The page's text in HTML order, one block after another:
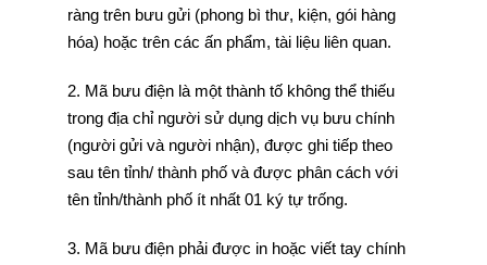
ràng trên bưu gửi (phong bì thư, kiện, gói hàng
hóa) hoặc trên các ấn phẩm, tài liệu liên quan.
2. Mã bưu điện là một thành tố không thể thiếu
trong địa chỉ người sử dụng dịch vụ bưu chính
(người gửi và người nhận), được ghi tiếp theo
sau tên tỉnh/ thành phố và được phân cách với
tên tỉnh/thành phố ít nhất 01 ký tự trống.
3. Mã bưu điện phải được in hoặc viết tay chính